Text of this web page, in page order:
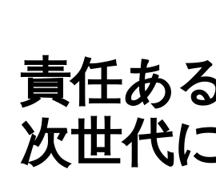
責任あ
次世代